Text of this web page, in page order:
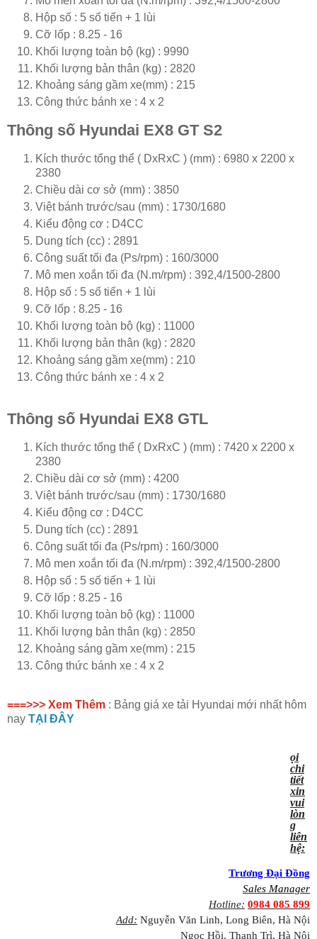
Hộp số : 5 số tiến + 1 lùi
Cỡ lốp : 8.25 - 16
Khối lượng toàn bộ (kg) : 9990
Khối lượng bản thân (kg) : 2820
Khoảng sáng gầm xe(mm) : 215
Công thức bánh xe : 4 x 2
Thông số Hyundai EX8 GT S2
Kích thước tổng thể ( DxRxC ) (mm) : 6980 x 2200 x
2380
Chiều dài cơ sở (mm) : 3850
Việt bánh trước/sau (mm) : 1730/1680
Kiểu động cơ : D4CC
Dung tích (cc) : 2891
Công suất tối đa (Ps/rpm) : 160/3000
Mô men xoắn tối đa (N.m/rpm) : 392,4/1500-2800
Hộp số : 5 số tiến + 1 lùi
Cỡ lốp : 8.25 - 16
Khối lượng toàn bộ (kg) : 11000
Khối lượng bản thân (kg) : 2820
Khoảng sáng gầm xe(mm) : 210
Công thức bánh xe : 4 x 2
Thông số Hyundai EX8 GTL
Kích thước tổng thể ( DxRxC ) (mm) : 7420 x 2200 x
2380
Chiều dài cơ sở (mm) : 4200
Việt bánh trước/sau (mm) : 1730/1680
Kiểu động cơ : D4CC
Dung tích (cc) : 2891
Công suất tối đa (Ps/rpm) : 160/3000
Mô men xoắn tối đa (N.m/rpm) : 392,4/1500-2800
Hộp số : 5 số tiến + 1 lùi
Cỡ lốp : 8.25 - 16
Khối lượng toàn bộ (kg) : 11000
Khối lượng bản thân (kg) : 2850
Khoảng sáng gầm xe(mm) : 215
Công thức bánh xe : 4 x 2
===>>> Xem Thêm : Bảng giá xe tải Hyundai mới nhất hôm
nay TẠI ĐÂY
ọi
chi
tiết
xin
vui
lòn
g
liên
hệ:
Trương Đại Đồng
Sales Manager
Hotline: 0984 085 899
Add: Nguyễn Văn Linh, Long Biên, Hà Nội
Ngọc Hồi, Thanh Trì, Hà Nội